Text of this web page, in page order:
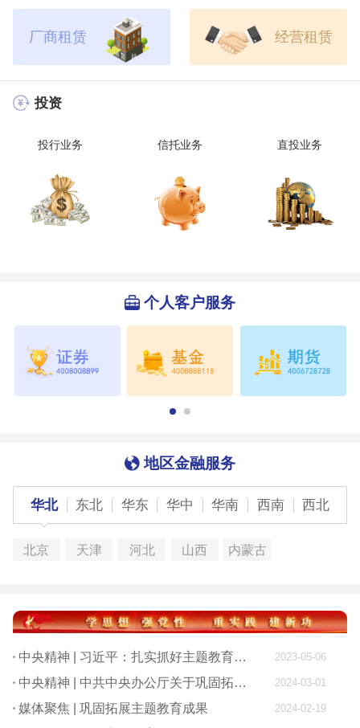
厂商租赁 经营租赁
投资
投行业务 信托业务 直投业务
个人客户服务
地区金融服务
华北 东北 华东 华中 华南 西南 西北
北京 天津 河北 山西 内蒙古
中央精神 | 习近平：扎实抓好主题教育 为奋进新征程凝心聚力 2023-05-06
中央精神 | 中共中央办公厅关于巩固拓展学习贯彻习近平新时代中国特色社会主义思想主题教育成果的意见 2024-03-01
媒体聚焦 | 巩固拓展主题教育成果 2024-02-19